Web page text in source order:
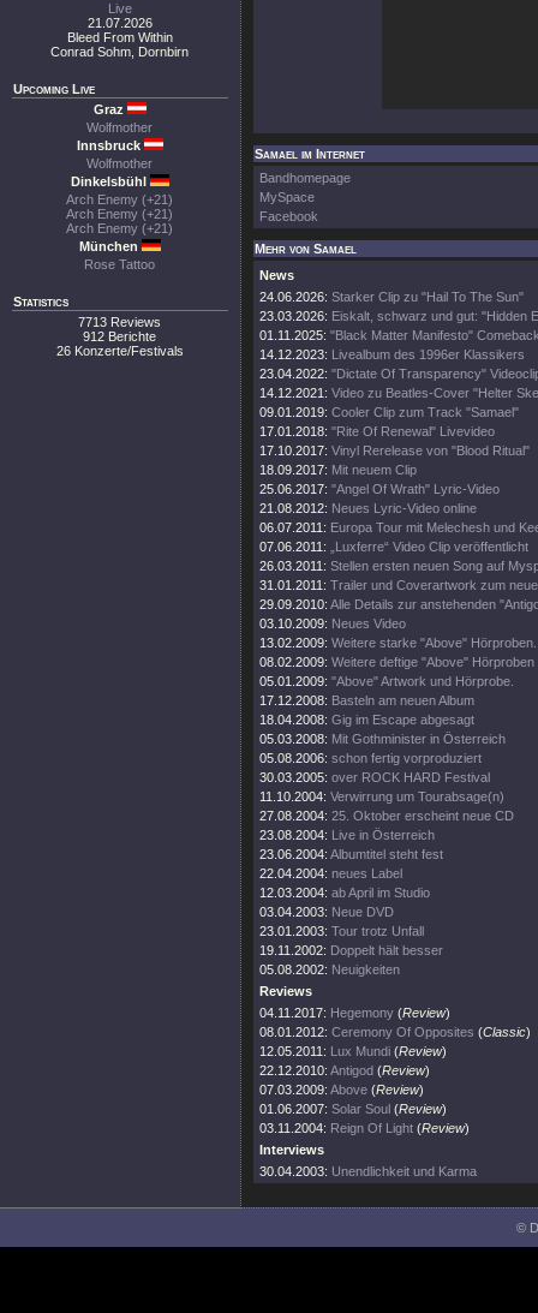
Live
21.07.2026
Bleed From Within
Conrad Sohm, Dornbirn
Upcoming Live
Graz
Wolfmother
Innsbruck
Wolfmother
Dinkelsbühl
Arch Enemy (+21)
Arch Enemy (+21)
Arch Enemy (+21)
München
Rose Tattoo
Statistics
7713 Reviews
912 Berichte
26 Konzerte/Festivals
Samael im Internet
Bandhomepage
MySpace
Facebook
Mehr von Samael
News
24.06.2026: Starker Clip zu "Hail To The Sun"
23.03.2026: Eiskalt, schwarz und gut: "Hidden
01.11.2025: "Black Matter Manifesto"
14.12.2023: Livealbum des 1996er Klassikers
23.04.2022: "Dictate Of Transparency"
14.12.2021: Video zu Beatles-Cover "Helter
09.01.2019: Cooler Clip zum Track "Samael"
17.01.2018: "Rite Of Renewal" Livevideo
17.10.2017: Vinyl Rerelease von "Blood Ritual"
18.09.2017: Mit neuem Clip
25.06.2017: "Angel Of Wrath" Lyric-Video
21.08.2012: Neues Lyric-Video online
06.07.2011: Europa Tour mit Melechesh und
07.06.2011:
„Luxferre“ Video Clip veröffentlicht
26.03.2011: Stellen ersten neuen Song auf
31.01.2011: Trailer und Coverartwork zum
29.09.2010: Alle Details zur anstehenden
03.10.2009: Neues Video
13.02.2009: Weitere starke "Above" Hörproben.
08.02.2009: Weitere deftige "Above" Hörproben
05.01.2009: "Above" Artwork und Hörprobe.
17.12.2008: Basteln am neuen Album
18.04.2008: Gig im Escape abgesagt
05.03.2008: Mit Gothminister in Österreich
05.08.2006: schon fertig vorproduziert
30.03.2005: over ROCK HARD Festival
11.10.2004: Verwirrung um Tourabsage(n)
27.08.2004: 25. Oktober erscheint neue CD
23.08.2004: Live in Österreich
23.06.2004: Albumtitel steht fest
22.04.2004: neues Label
12.03.2004: ab April im Studio
03.04.2003: Neue DVD
23.01.2003: Tour trotz Unfall
19.11.2002: Doppelt hält besser
05.08.2002: Neuigkeiten
Reviews
04.11.2017: Hegemony (Review)
08.01.2012: Ceremony Of Opposites (Classic)
12.05.2011: Lux Mundi (Review)
22.12.2010: Antigod (Review)
07.03.2009: Above (Review)
01.06.2007: Solar Soul (Review)
03.11.2004: Reign Of Light (Review)
Interviews
30.04.2003: Unendlichkeit und Karma
©